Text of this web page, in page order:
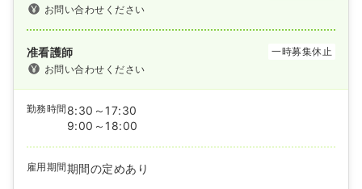
お問い合わせください
准看護師
一時募集休止
お問い合わせください
勤務時間 8:30～17:30
9:00～18:00
雇用期間期間の定めあり